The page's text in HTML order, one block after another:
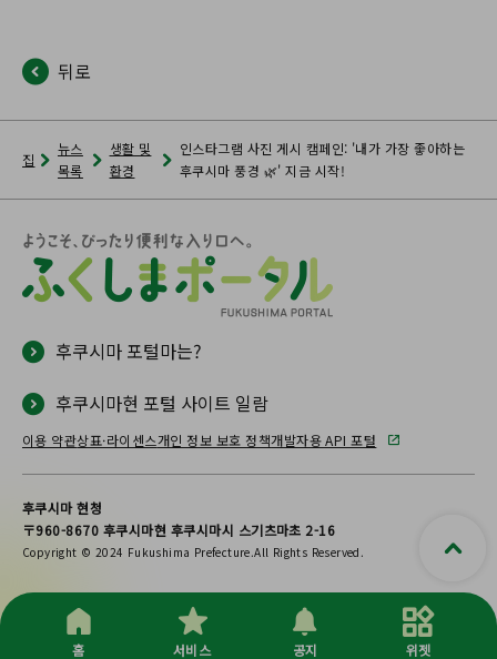
뒤로
집
뉴스
목록
생활 및
환경
인스타그램 사진 게시 캠페인: '내가 가장 좋아하는
후쿠시마 풍경 🌿' 지금 시작!
후쿠시마 포털마는?
후쿠시마현 포털 사이트 일람
이용 약관상표·라이센스개인 정보 보호 정책개발자용 API 포털
후쿠시마 현청
〒960-8670 후쿠시마현 후쿠시마시 스기츠마초 2-16
Copyright © 2024 Fukushima Prefecture.All Rights Reserved.
홈 서비스 공지 위젯